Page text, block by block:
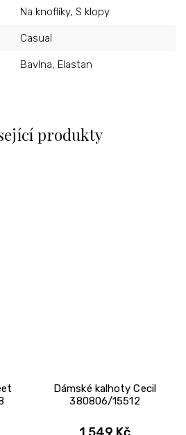
produkty
Dámské kalhoty Cecil
380806/15512
1 549 Kč
Na knoflíky, S klopy
Casual
Bavlna, Elastan